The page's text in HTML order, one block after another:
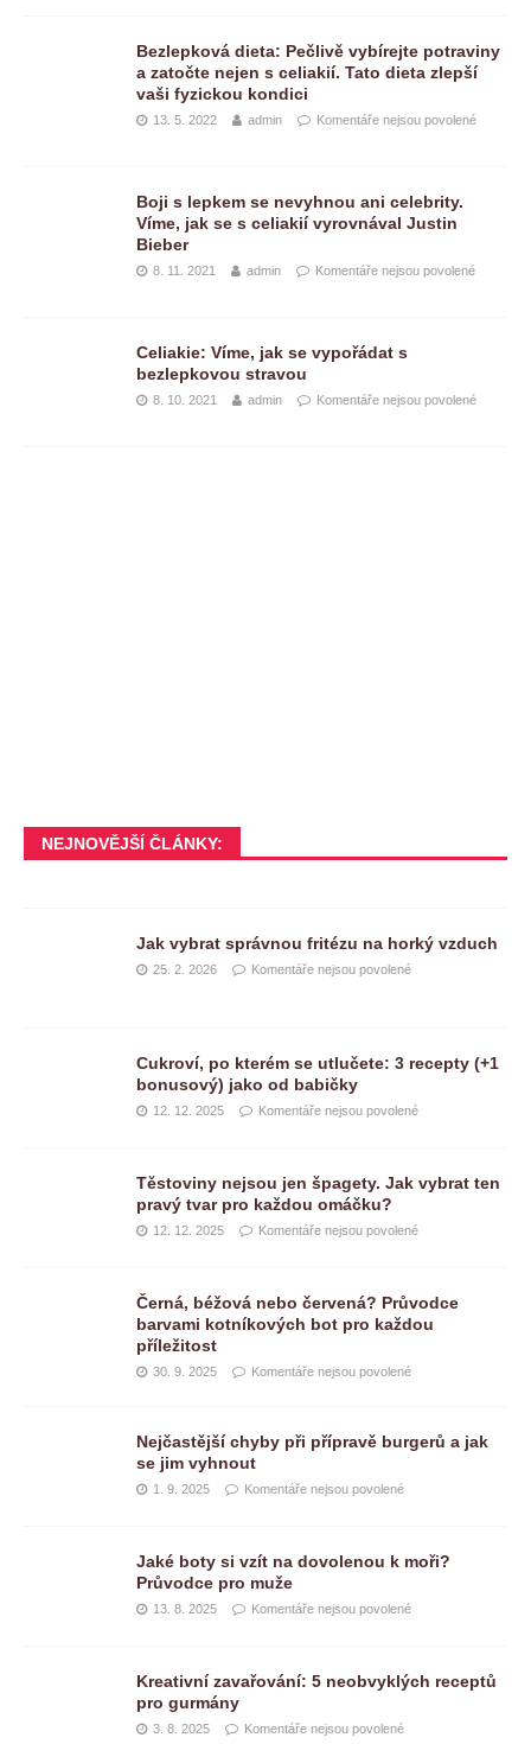
Bezlepková dieta: Pečlivě vybírejte potraviny
a zatočte nejen s celiakií. Tato dieta zlepší
vaši fyzickou kondici
13. 5. 2022 admin Komentáře nejsou povolené
Boji s lepkem se nevyhnou ani celebrity.
Víme, jak se s celiakií vyrovnával Justin
Bieber
8. 11. 2021 admin Komentáře nejsou povolené
Celiakie: Víme, jak se vypořádat s
bezlepkovou stravou
8. 10. 2021 admin Komentáře nejsou povolené
NEJNOVĚJŠÍ ČLÁNKY:
Jak vybrat správnou fritézu na horký vzduch
25. 2. 2026 Komentáře nejsou povolené
Cukroví, po kterém se utlučete: 3 recepty (+1
bonusový) jako od babičky
12. 12. 2025 Komentáře nejsou povolené
Těstoviny nejsou jen špagety. Jak vybrat ten
pravý tvar pro každou omáčku?
12. 12. 2025 Komentáře nejsou povolené
Černá, béžová nebo červená? Průvodce
barvami kotníkových bot pro každou
příležitost
30. 9. 2025 Komentáře nejsou povolené
Nejčastější chyby při přípravě burgerů a jak
se jim vyhnout
1. 9. 2025 Komentáře nejsou povolené
Jaké boty si vzít na dovolenou k moři?
Průvodce pro muže
13. 8. 2025 Komentáře nejsou povolené
Kreativní zavařování: 5 neobvyklých receptů
pro gurmány
3. 8. 2025 Komentáře nejsou povolené